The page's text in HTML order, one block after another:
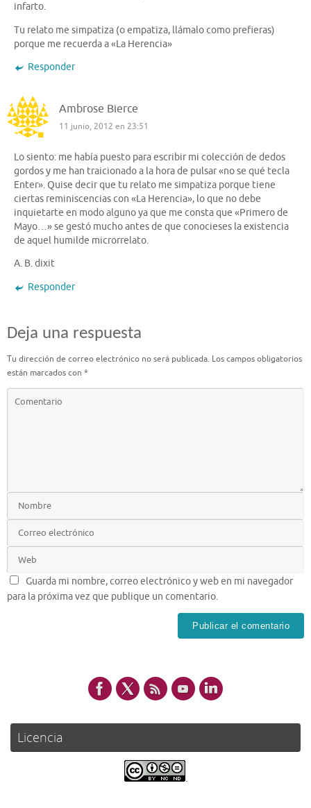
infarto.
Tu relato me simpatiza (o empatiza, llámalo como prefieras)
porque me recuerda a «La Herencia»
Responder
Ambrose Bierce
11 junio, 2012 en 23:51
Lo siento: me había puesto para escribir mi colección de dedos
gordos y me han traicionado a la hora de pulsar «no se qué tecla
Enter». Quise decir que tu relato me simpatiza porque tiene
ciertas reminiscencias con «La Herencia», lo que no debe
inquietarte en modo alguno ya que me consta que «Primero de
Mayo…» se gestó mucho antes de que conocieses la existencia
de aquel humilde microrrelato.
A. B. dixit
Responder
Deja una respuesta
Tu dirección de correo electrónico no será publicada. Los campos obligatorios
están marcados con *
Guarda mi nombre, correo electrónico y web en mi navegador
para la próxima vez que publique un comentario.
Licencia
.